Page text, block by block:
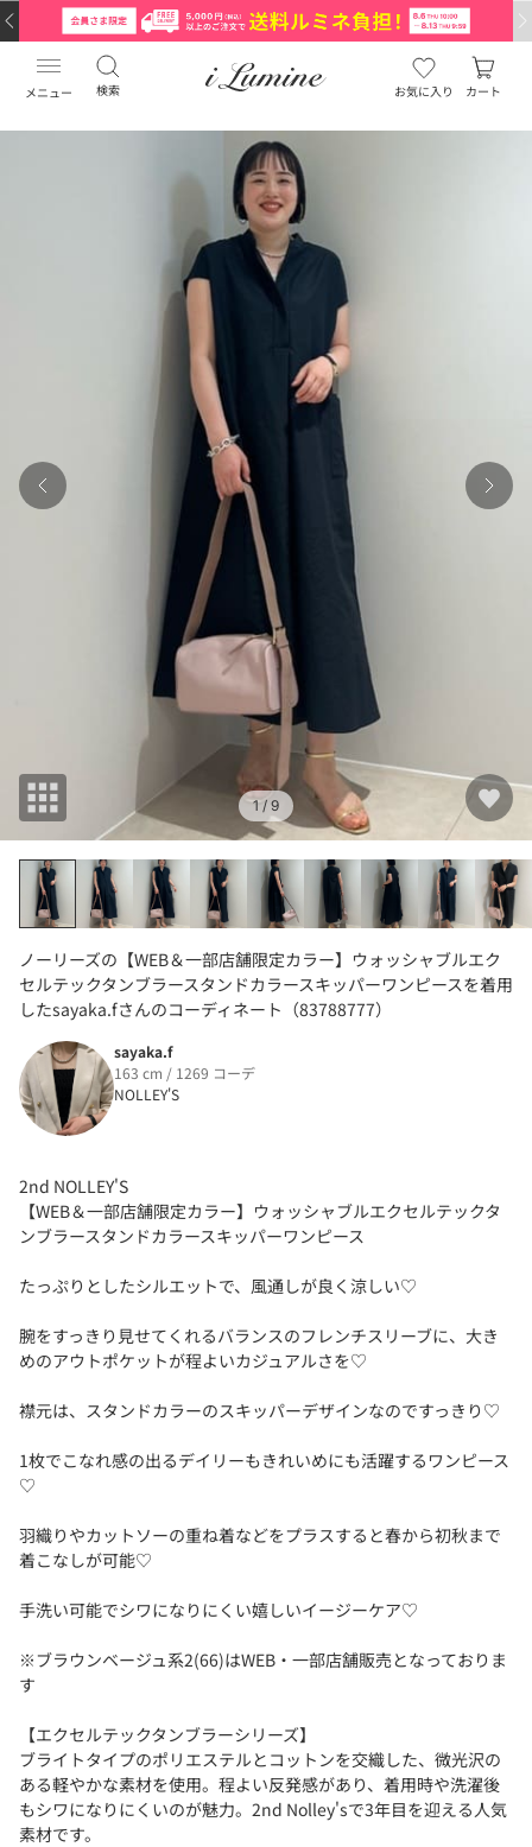
メニュー 検索 お気に入り カート
1 / 9
ノーリーズの【WEB＆一部店舗限定カラー】ウォッシャブルエク
セルテックタンブラースタンドカラースキッパーワンピースを着用
したsayaka.fさんのコーディネート（83788777）
sayaka.f
163 cm / 1269 コーデ
NOLLEY'S
2nd NOLLEY'S
【WEB＆一部店舗限定カラー】ウォッシャブルエクセルテックタ
ンブラースタンドカラースキッパーワンピース
たっぷりとしたシルエットで、風通しが良く涼しい♡
腕をすっきり見せてくれるバランスのフレンチスリーブに、大き
めのアウトポケットが程よいカジュアルさを♡
襟元は、スタンドカラーのスキッパーデザインなのですっきり♡
1枚でこなれ感の出るデイリーもきれいめにも活躍するワンピース
♡
羽織りやカットソーの重ね着などをプラスすると春から初秋まで
着こなしが可能♡
手洗い可能でシワになりにくい嬉しいイージーケア♡
※ブラウンベージュ系2(66)はWEB・一部店舗販売となっておりま
す
【エクセルテックタンブラーシリーズ】
ブライトタイプのポリエステルとコットンを交織した、微光沢の
ある軽やかな素材を使用。程よい反発感があり、着用時や洗濯後
もシワになりにくいのが魅力。2nd Nolley'sで3年目を迎える人気
素材です。